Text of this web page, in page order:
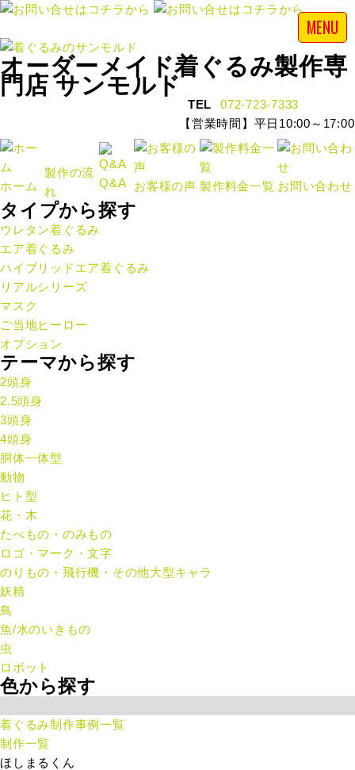
MENU
オーダーメイド着ぐるみ製作専
門店 サンモルド
TEL
072-723-7333
【営業時間】平日10:00～17:00
ホーム
製作の流
れ
Q&A お客様の声 製作料金一覧 お問い合わせ
タイプから探す
ウレタン着ぐるみ
エア着ぐるみ
ハイブリッドエア着ぐるみ
リアルシリーズ
マスク
ご当地ヒーロー
オプション
テーマから探す
2頭身
2.5頭身
3頭身
4頭身
胴体一体型
動物
ヒト型
花・木
たべもの・のみもの
ロゴ・マーク・文字
のりもの・飛行機・その他大型キャラ
妖精
鳥
魚/水のいきもの
虫
ロボット
色から探す
着ぐるみ制作事例一覧
制作一覧
ほしまるくん